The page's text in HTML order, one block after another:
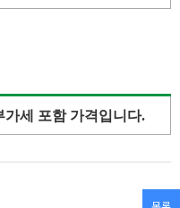
가세 포함 가격입니다.